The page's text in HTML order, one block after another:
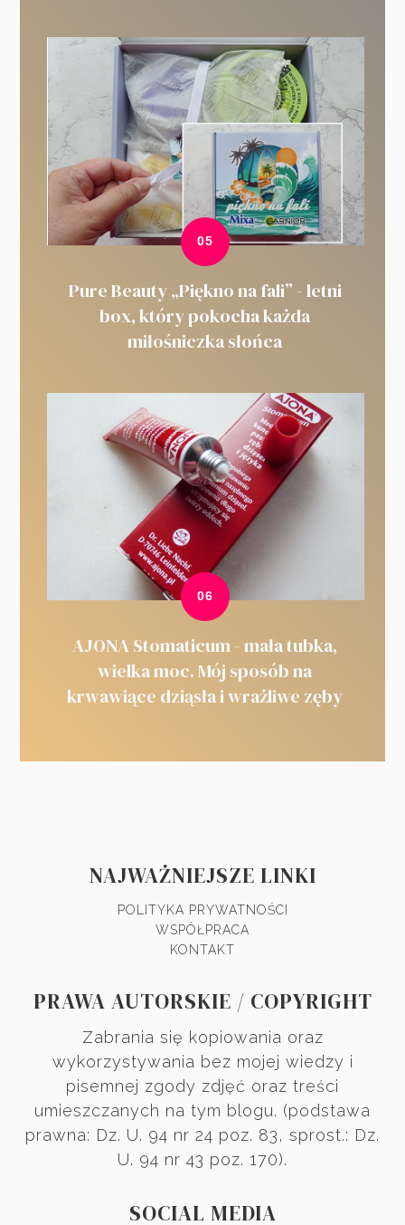
Pure Beauty „Piękno na fali” - letni
box, który pokocha każda
miłośniczka słońca
AJONA Stomaticum - mała tubka,
wielka moc. Mój sposób na
krwawiące dziąsła i wrażliwe zęby
NAJWAŻNIEJSZE LINKI
POLITYKA PRYWATNOŚCI
WSPÓŁPRACA
KONTAKT
PRAWA AUTORSKIE / COPYRIGHT
Zabrania się kopiowania oraz
wykorzystywania bez mojej wiedzy i
pisemnej zgody zdjęć oraz treści
umieszczanych na tym blogu. (podstawa
prawna: Dz. U. 94 nr 24 poz. 83, sprost.: Dz.
U. 94 nr 43 poz. 170).
SOCIAL MEDIA